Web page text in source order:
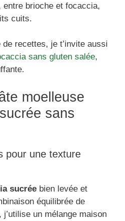
entre brioche et focaccia,
cuits.
recettes, je t’invite aussi
sans gluten salée,
moelleuse
sans
pour une texture
sucrée bien levée et
équilibrée de
un mélange maison